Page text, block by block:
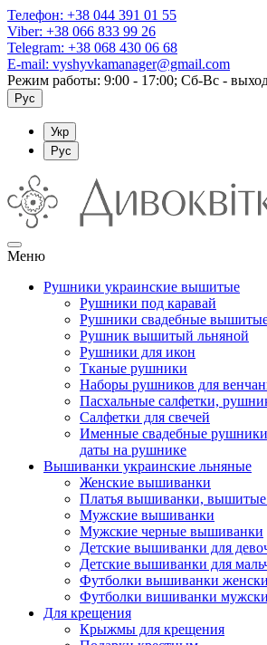
Телефон: +38 044 391 01 55
Viber: +38 066 833 99 26
Telegram: +38 068 430 06 68
E-mail: vyshyvkamanager@gmail.com
Режим работы: 9:00 - 17:00; Сб-Вс -
Рус
Укр
Рус
Меню
Рушники украинские вышитые
Рушники под каравай
Рушники свадебные
Рушник вышитый льняной
Рушники для икон
Тканые рушники
Наборы рушников для
Пасхальные салфетки,
Салфетки для свечей
Именные свадебные
даты на рушнике
Вышиванки украинские льняные
Женские вышиванки
Платья вышиванки, вышитые
Мужские вышиванки
Мужские черные вышиванки
Детские вышиванки для
Детские вышиванки для
Футболки вышиванки
Футболки вишиванки
Для крещения
Крыжмы для крещения